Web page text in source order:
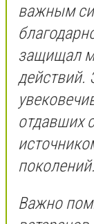
важным
защищал
действий.
отдавших
поколений.
Важно